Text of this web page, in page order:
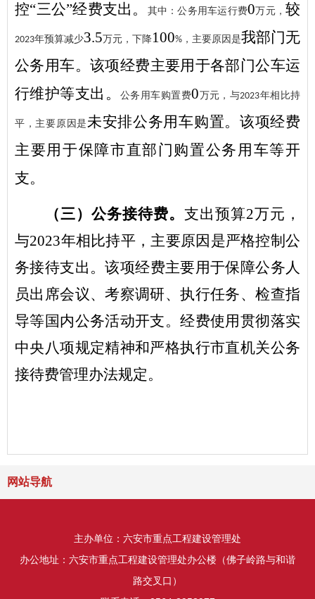
控“三公”经费支出。 其中：公务用车运行费0万元， 较
2023年预算减少3.5万元，下降100% ，主要原因是我部门无
公务用车。该项经费主要用于各部门公车运
行维护等支出。公务用车购置费0万元，与2023年相比持
平，主要原因是未安排公务用车购置。该项经费
主要用于保障市直部门购置公务用车等开
支。
（三）公务接待费。 支出预算2万元，
与2023年相比持平，主要原因是严格控制公
务接待支出 。该项经费主要用于保障公务人
员出席会议、考察调研、执行任务、检查指
导等国内公务活动开支。经费使用贯彻落实
中央八项规定精神和严格执行市直机关公务
接待费管理办法规定。
网站导航
主办单位：六安市重点工程建设管理处
办公地址：六安市重点工程建设管理处办公楼（佛子岭路与和谐
路交叉口）